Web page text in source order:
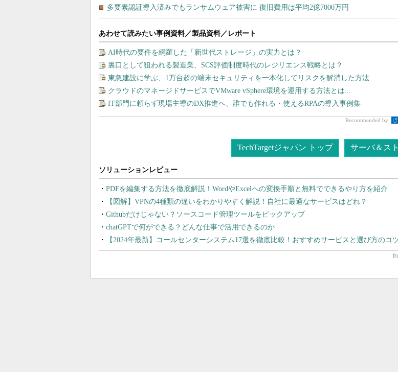
あわせて読みたい事例資料／製品資料／レポート
AI時代の要件を網羅した「新世代ストレージ」の実力とは？
裏口として狙われる製造業、SCS評価制度時代のレジリエンス戦略とは？
東急建設に学ぶ、1万台超の端末セキュリティを一本化してリスクを解消した方法
クラウドのマネージドサービスでVMware vSphere環境を運用する方法とは...
IT部門に頼らず現場主導のDX推進へ、誰でも作れる・使えるRPAの導入事例集
Recommended by
TechTargetジャパン トップ サーバ＆ス
PDFを編集する方法を徹底解説！WordやExcelへの変換手順と無料でできるやり方を紹介
【図解】VPNの4種類の違いをわかりやすく解説！自社に最適なサービスはどれ？
Githubだけじゃない？ソースコード管理ツールをピックアップ
chatGPTで何ができる？どんな仕事で活用できるのか
【2024年最新】コールセンターシステム17選を徹底比較！おすすめサービスと選び方のコ